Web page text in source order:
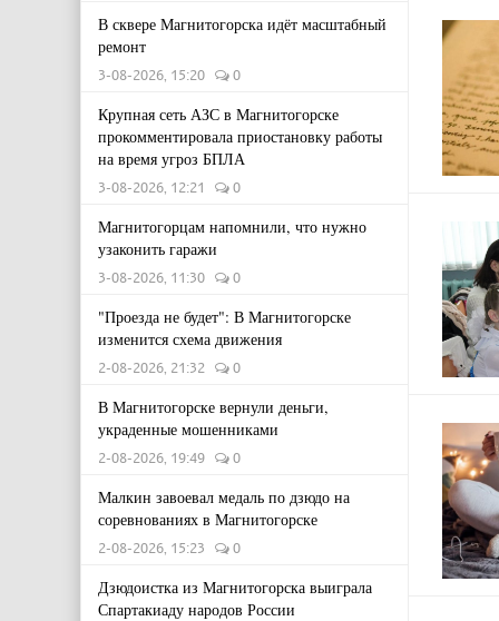
В сквере Магнитогорска идёт масштабный
ремонт
3-08-2026, 15:20 0
Крупная сеть АЗС в Магнитогорске
прокомментировала приостановку работы
на время угроз БПЛА
3-08-2026, 12:21 0
Магнитогорцам напомнили, что нужно
узаконить гаражи
3-08-2026, 11:30 0
"Проезда не будет": В Магнитогорске
изменится схема движения
2-08-2026, 21:32 0
В Магнитогорске вернули деньги,
украденные мошенниками
2-08-2026, 19:49 0
Малкин завоевал медаль по дзюдо на
соревнованиях в Магнитогорске
2-08-2026, 15:23 0
Дзюдоистка из Магнитогорска выиграла
Спартакиаду народов России